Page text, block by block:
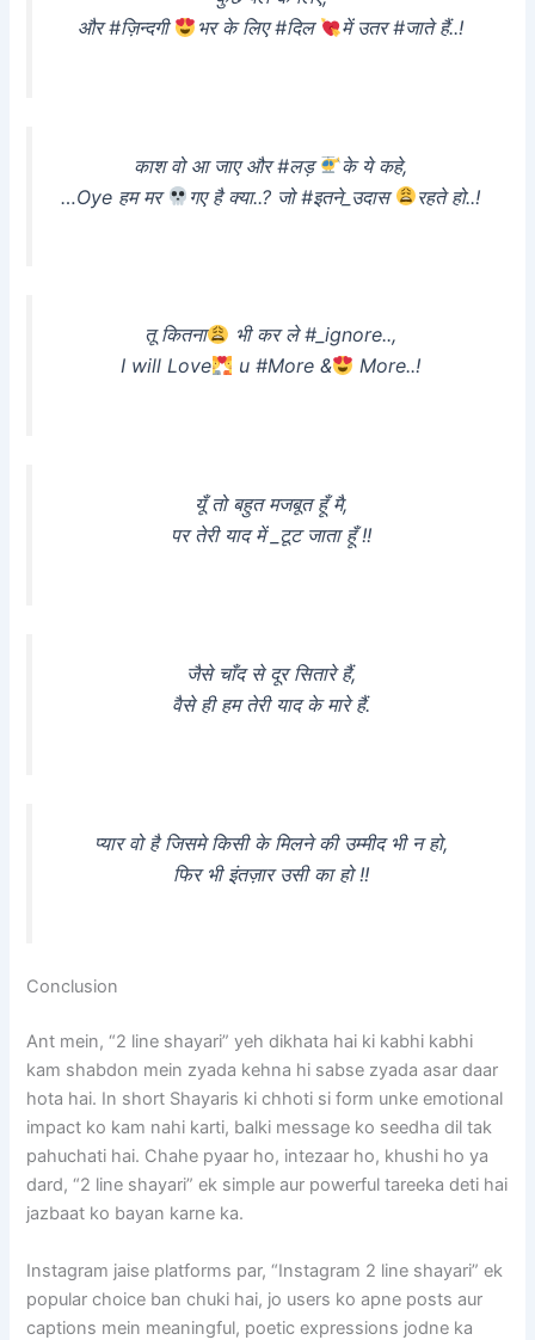
और #ज़िन्दगी
भर के लिए #दिल में उतर #जाते हैं..!
काश वो आ जाए और #लड़
के ये कहे,
…Oye हम मर
गए है क्या..? जो #इतने_उदास रहते हो..!
तू कितना
भी कर ले #_ignore..,
I will Love
u #More & More..!
यूँ तो बहुत मजबूत हूँ मै,
पर तेरी याद में _टूट जाता हूँ !!
जैसे चाँद से दूर सितारे हैं,
वैसे ही हम तेरी याद के मारे हैं.
प्यार वो है जिसमे किसी के मिलने की उम्मीद भी न हो,
फिर भी इंतज़ार उसी का हो !!
Conclusion
Ant mein, “2 line shayari” yeh dikhata hai ki kabhi kabhi
kam shabdon mein zyada kehna hi sabse zyada asar daar
hota hai. In short Shayaris ki chhoti si form unke emotional
impact ko kam nahi karti, balki message ko seedha dil tak
pahuchati hai. Chahe pyaar ho, intezaar ho, khushi ho ya
dard, “2 line shayari” ek simple aur powerful tareeka deti hai
jazbaat ko bayan karne ka.
Instagram jaise platforms par, “Instagram 2 line shayari” ek
popular choice ban chuki hai, jo users ko apne posts aur
captions mein meaningful, poetic expressions jodne ka